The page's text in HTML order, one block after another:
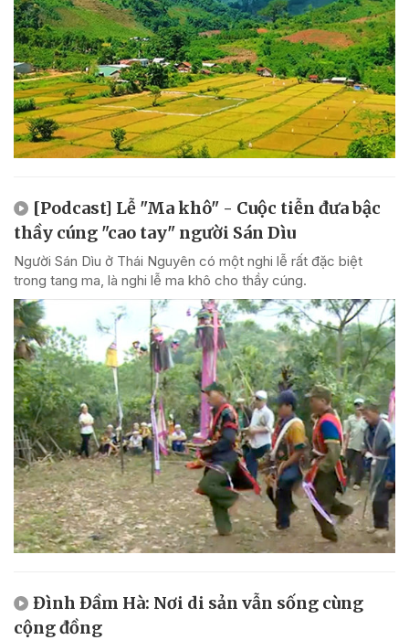
[Podcast] Lễ "Ma khô" - Cuộc tiễn đưa bậc
thầy cúng "cao tay" người Sán Dìu
Người Sán Dìu ở Thái Nguyên có một nghi lễ rất đặc biệt
trong tang ma, là nghi lễ ma khô cho thầy cúng.
Đình Đầm Hà: Nơi di sản vẫn sống cùng
cộng đồng